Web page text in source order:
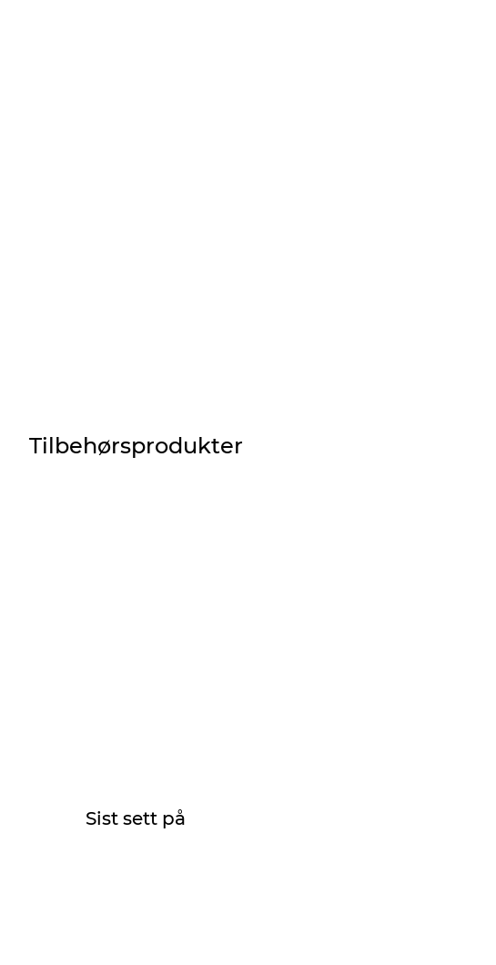
Tilbehørsprodukter
Sist sett på